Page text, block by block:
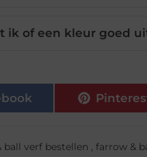
ik of een kleur goed
ball verf bestellen , farrow &